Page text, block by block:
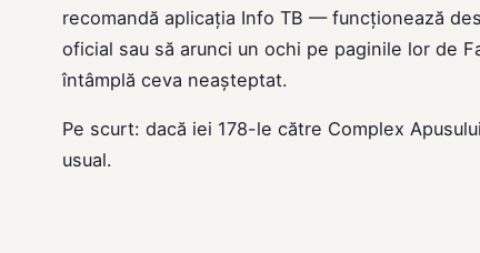
recomandă aplicația Info TB — funcționează
oficial sau să arunci un ochi pe paginile lor de
întâmplă ceva neașteptat.
Pe scurt: dacă iei 178-le către Complex
usual.